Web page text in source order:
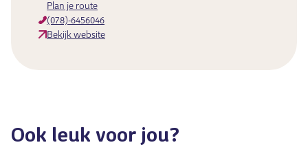
Plan je route
(078)-6456046
Bekijk website
Ook leuk voor jou?